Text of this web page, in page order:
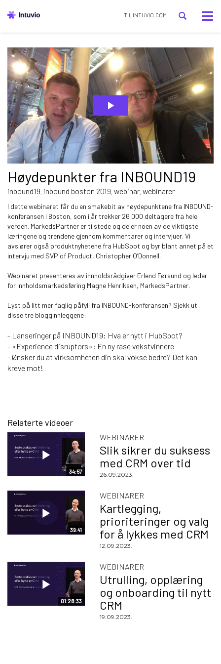
TIL INTUVIO.COM
Høydepunkter fra INBOUND19
inbound19, inbound boston 2019, webinar, webinarer
I dette webinaret får du en smakebit av høydepunktene fra INBOUND-
konferansen i Boston, som i år trekker 26 000 deltagere fra hele
verden. MarkedsPartner er tilstede og deler noen av de viktigste
læringene og trendene gjennom kommentarer og intervjuer. Vi
avslører også produktnyhetene fra HubSpot og byr blant annet på et
intervju med SVP of Product, Christopher O’Donnell.
Webinaret presenteres av innholdsrådgiver Erlend Førsund og leder
for innholdsmarkedsføring Magne Henriksen, MarkedsPartner.
Lyst på litt mer faglig påfyll fra INBOUND-konferansen? Sjekk ut
disse tre blogginnleggene:
- Lanseringer på INBOUND19: Hva er nytt i HubSpot?
- «Experience disruptors»: En ny rase vekstvinnere
- Ønsker du at virksomheten din skal vokse bedre? Det kan
kreve mot!
Relaterte videoer
34:57
WEBINARER
Slik sikrer du suksess
med CRM over tid
26.09.2023.
39:41
WEBINARER
Kartlegging,
prioriteringer og valg
for å lykkes med CRM
12.09.2023.
01:28:33
WEBINARER
Utrulling, opplæring
og onboarding til nytt
CRM
19.09.2023.